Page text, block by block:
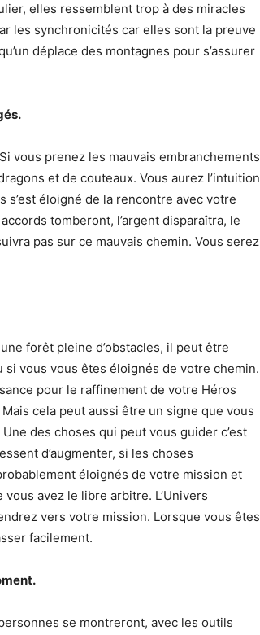
elles ressemblent trop à des miracles
les synchronicités car elles sont la preuve
déplace des montagnes pour s’assurer
vous prenez les mauvais embranchements
et de couteaux. Vous aurez l’intuition
éloigné de la rencontre avec votre
tomberont, l’argent disparaîtra, le
pas sur ce mauvais chemin. Vous serez
forêt pleine d’obstacles, il peut être
vous vous êtes éloignés de votre chemin.
pour le raffinement de votre Héros
cela peut aussi être un signe que vous
des choses qui peut vous guider c’est
d’augmenter, si les choses
éloignés de votre mission et
avez le libre arbitre. L’Univers
vers votre mission. Lorsque vous êtes
facilement.
se montreront, avec les outils